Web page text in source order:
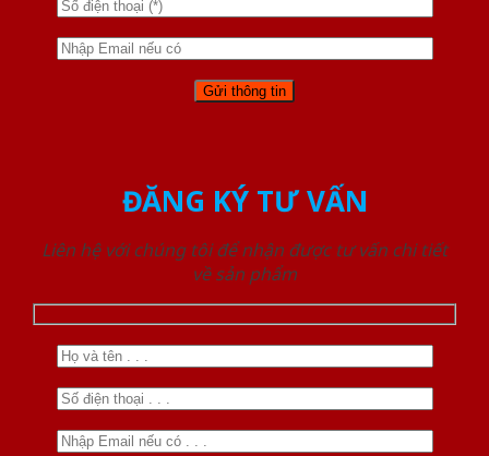
ĐĂNG KÝ TƯ VẤN
Liên hệ với chúng tôi để nhận được tư vấn chi tiết
về sản phẩm